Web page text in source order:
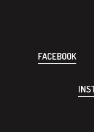
FACEBOOK